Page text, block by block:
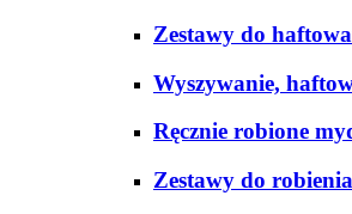
Zestawy do
Wyszywanie,
Ręcznie robione
Zestawy do